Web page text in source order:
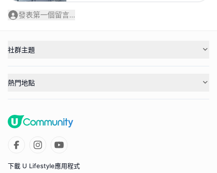
發表第一個留言...
社群主題
熱門地點
下載 U Lifestyle應用程式